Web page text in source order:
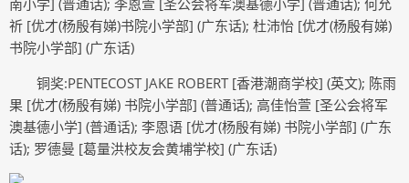
南小学] (普通话); 李恩萱 [圣公会将军澳基德小学] (普通话); 何允
祈 [优才(杨殷有娣)书院小学部] (广东话); 杜沛怡 [优才(杨殷有娣)
书院小学部] (广东话)
铜奖:PENTECOST JAKE ROBERT [香港潮商学校] (英文); 陈雨
果 [优才(杨殷有娣) 书院小学部] (普通话); 高佳怡萱 [圣公会将军
澳基德小学] (普通话); 李恩语 [优才(杨殷有娣) 书院小学部] (广东
话); 罗德曼 [葛量洪校友会黄埔学校] (广东话)